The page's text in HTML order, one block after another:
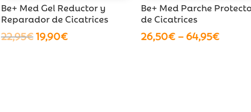
Be+ Med Gel Reductor y
Reparador de Cicatrices
22,95€El
19,90€El
Be+ Med Parche
de Cicatrices
26,50€ – 64,95€